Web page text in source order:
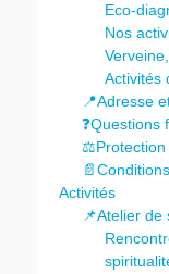
Eco-
Nos
Activités
📍Adresse
❓Questions
⚖️Protection
Activités
📌Atelier de